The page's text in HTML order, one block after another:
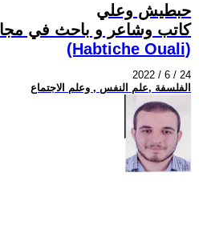
حبطيش وعلي
كاتب وشاعر و باحث في مجال
(Habtiche Ouali)
2022 / 6 / 24
الفلسفة ,علم النفس , وعلم الاجتماع